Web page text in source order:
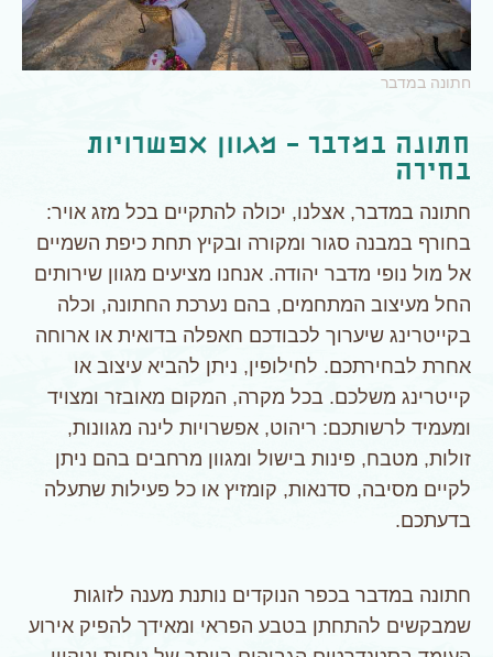
חתונה במדבר
חתונה במדבר – מגוון אפשרויות
בחירה
חתונה במדבר, אצלנו, יכולה להתקיים בכל מזג אויר:
בחורף במבנה סגור ומקורה ובקיץ תחת כיפת השמיים
אל מול נופי מדבר יהודה. אנחנו מציעים מגוון שירותים
החל מעיצוב המתחמים, בהם נערכת החתונה, וכלה
בקייטרינג שיערוך לכבודכם חאפלה בדואית או ארוחה
אחרת לבחירתכם. לחילופין, ניתן להביא עיצוב או
קייטרינג משלכם. בכל מקרה, המקום מאובזר ומצויד
ומעמיד לרשותכם: ריהוט, אפשרויות לינה מגוונות,
זולות, מטבח, פינות בישול ומגוון מרחבים בהם ניתן
לקיים מסיבה, סדנאות, קומזיץ או כל פעילות שתעלה
בדעתכם.
חתונה במדבר בכפר הנוקדים נותנת מענה לזוגות
שמבקשים להתחתן בטבע הפראי ומאידך להפיק אירוע